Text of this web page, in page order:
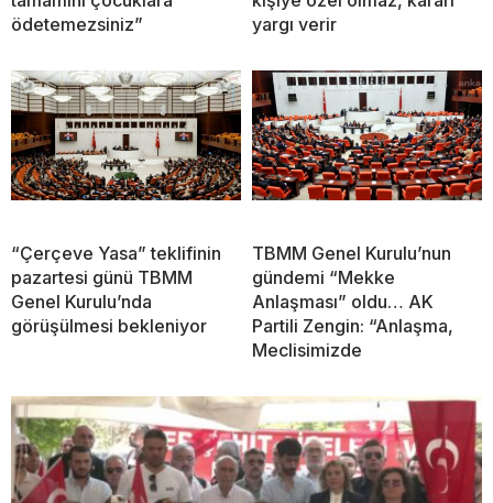
ödetemezsiniz”
yargı verir
“Çerçeve Yasa” teklifinin
pazartesi günü TBMM
Genel Kurulu’nda
görüşülmesi bekleniyor
TBMM Genel Kurulu’nun
gündemi “Mekke
Anlaşması” oldu… AK
Partili Zengin: “Anlaşma,
Meclisimizde